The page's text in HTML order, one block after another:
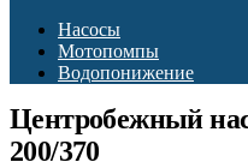
Насосы
Мотопомпы
Водопонижение
Центробежный
200/370